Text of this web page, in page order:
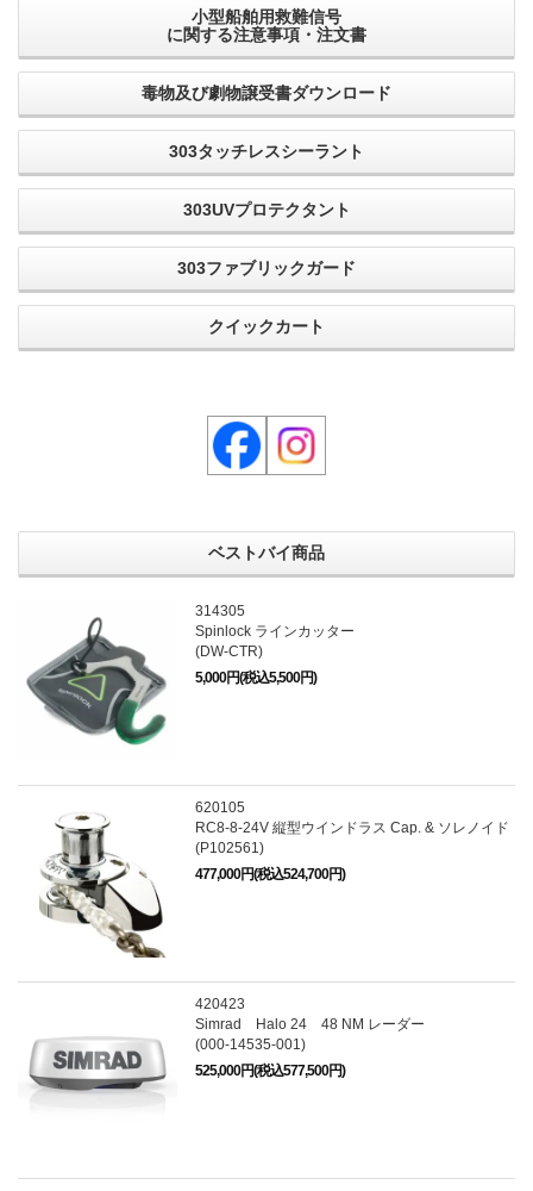
小型船舶用救難信号
に関する注意事項・注文書
毒物及び劇物譲受書ダウンロード
303タッチレスシーラント
303UVプロテクタント
303ファブリックガード
クイックカート
ベストバイ商品
314305
Spinlock ラインカッター
(DW-CTR)
5,000円(税込5,500円)
620105
RC8-8-24V 縦型ウインドラス Cap. & ソレノイド
(P102561)
477,000円(税込524,700円)
420423
Simrad Halo 24 48 NM レーダー
(000-14535-001)
525,000円(税込577,500円)